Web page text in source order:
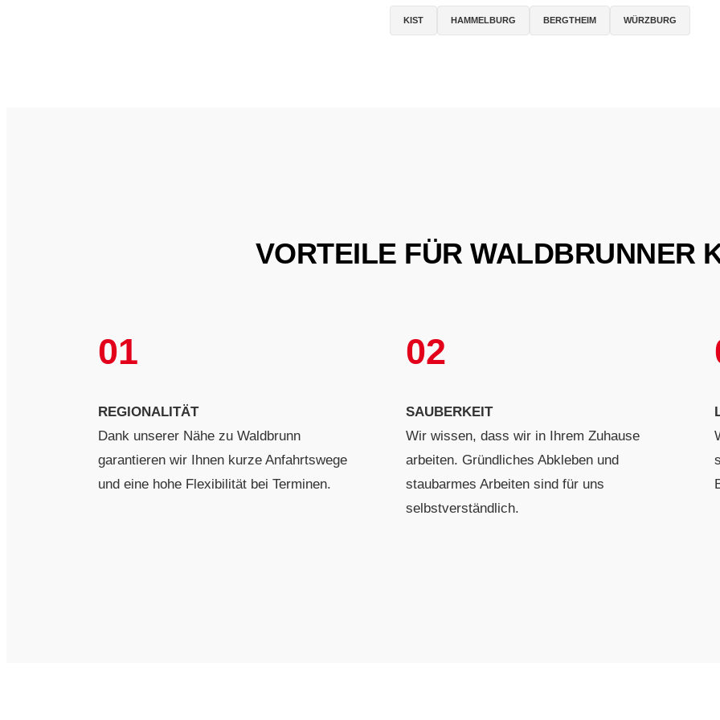
KIST HAMMELBURG BERGTHEIM WÜRZBURG
VORTEILE FÜR WALDBRUNNER
01
REGIONALITÄT
Dank unserer Nähe zu Waldbrunn
garantieren wir Ihnen kurze Anfahrtswege
und eine hohe Flexibilität bei Terminen.
02
SAUBERKEIT
Wir wissen, dass wir in Ihrem Zuhause
arbeiten. Gründliches Abkleben und
staubarmes Arbeiten sind für uns
selbstverständlich.